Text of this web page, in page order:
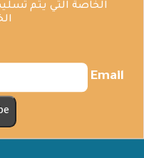
الخاصة التي يتم
Email